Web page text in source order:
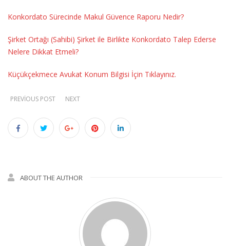
Konkordato Sürecinde Makul Güvence Raporu Nedir?
Şirket Ortağı (Sahibi) Şirket ile Birlikte Konkordato Talep Ederse
Nelere Dikkat Etmeli?
Küçükçekmece Avukat Konum Bilgisi İçin Tıklayınız.
PREVIOUS POST NEXT
ABOUT THE AUTHOR